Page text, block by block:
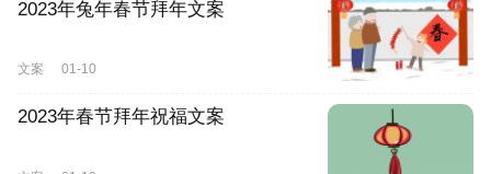
2023年兔年春节拜年文案
文案 01-10
2023年春节拜年祝福文案